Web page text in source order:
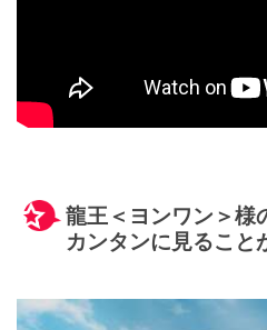
龍王＜ヨンワン＞様
カンタンに見ること